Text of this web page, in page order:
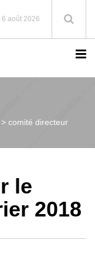
6 août 2026
comité directeur
le
2018